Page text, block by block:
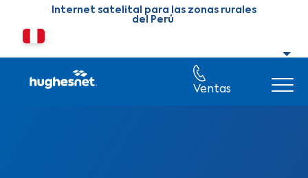
Skip to main content
Internet satelital para las zonas rurales
del Perú
Cambiar país o región
Ventas